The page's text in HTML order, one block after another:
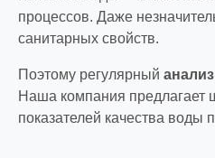
процессов. Даже
санитарных свойств.
Поэтому регулярный
Наша компания предлагает
показателей качества